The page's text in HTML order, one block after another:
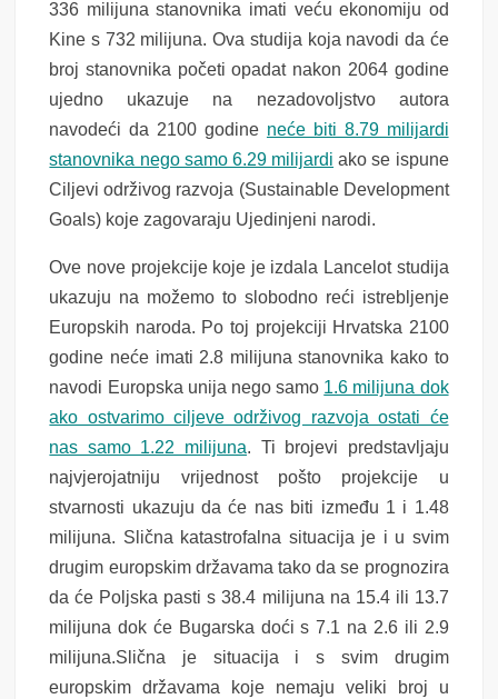
336 milijuna stanovnika imati veću ekonomiju od
Kine s 732 milijuna. Ova studija koja navodi da će
broj stanovnika početi opadat nakon 2064 godine
ujedno ukazuje na nezadovoljstvo autora
navodeći da 2100 godine neće biti 8.79 milijardi
stanovnika nego samo 6.29 milijardi ako se ispune
Ciljevi održivog razvoja (Sustainable Development
Goals) koje zagovaraju Ujedinjeni narodi.
Ove nove projekcije koje je izdala Lancelot studija
ukazuju na možemo to slobodno reći istrebljenje
Europskih naroda. Po toj projekciji Hrvatska 2100
godine neće imati 2.8 milijuna stanovnika kako to
navodi Europska unija nego samo 1.6 milijuna dok
ako ostvarimo ciljeve održivog razvoja ostati će
nas samo 1.22 milijuna. Ti brojevi predstavljaju
najvjerojatniju vrijednost pošto projekcije u
stvarnosti ukazuju da će nas biti između 1 i 1.48
milijuna. Slična katastrofalna situacija je i u svim
drugim europskim državama tako da se prognozira
da će Poljska pasti s 38.4 milijuna na 15.4 ili 13.7
milijuna dok će Bugarska doći s 7.1 na 2.6 ili 2.9
milijuna.Slična je situacija i s svim drugim
europskim državama koje nemaju veliki broj u